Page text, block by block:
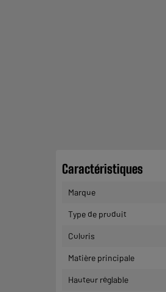
Caractéristiques
Marque
Type de produit
Coloris
Matière principale
Hauteur réglable